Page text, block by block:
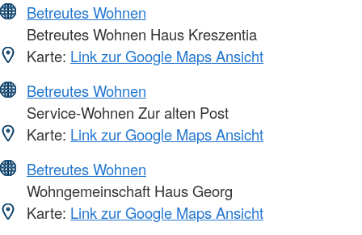
Betreutes Wohnen
Betreutes Wohnen Haus Kreszentia
Karte: Link zur Google Maps Ansicht
Betreutes Wohnen
Service-Wohnen Zur alten Post
Karte: Link zur Google Maps Ansicht
Betreutes Wohnen
Wohngemeinschaft Haus Georg
Karte: Link zur Google Maps Ansicht